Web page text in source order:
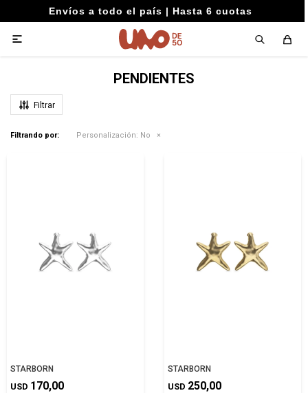
Envíos a todo el país | Hasta 6 cuotas

PENDIENTES
Filtrando por: Personalización: No
STARBORN
USD 170,00
STARBORN
USD 250,00